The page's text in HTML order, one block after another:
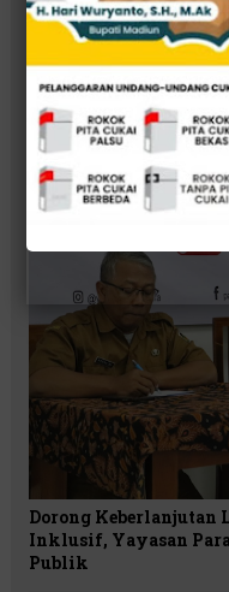
Revitalisasi Pasar
Prioritaskan
Pedagang
Dorong Keberlanjutan
Inklusif, Yayasan
Publik